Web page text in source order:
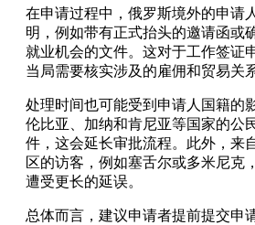
在申请过程中，俄罗斯境外的申请
明，例如带有正式抬头的邀请函或
就业机会的文件。这对于工作签证
当局需要核实涉及的雇佣和贸易关系
处理时间也可能受到申请人国籍的
伦比亚、加纳和肯尼亚等国家的公
件，这会延长审批流程。此外，来
区的访客，例如塞舌尔或多米尼克
遭受更长的延误。
总体而言，建议申请者提前提交申